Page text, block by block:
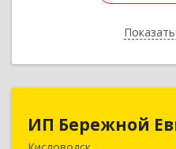
ИП Бережной
ИП Бережной